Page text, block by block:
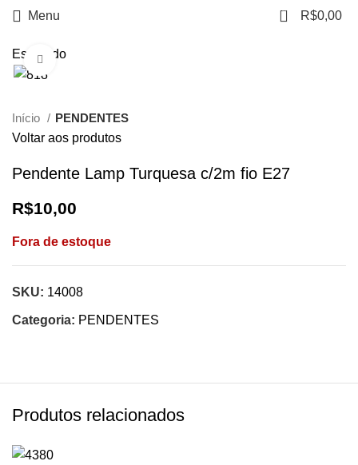
Menu 0 R$0,00
EsgotadoClique para ampliar
Início
PENDENTES
Voltar aos produtos
Pendente Lamp Turquesa c/2m fio E27
R$10,00
Fora de estoque
SKU: 14008
Categoria: PENDENTES
Produtos relacionados